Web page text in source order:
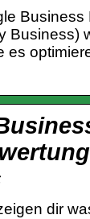
Business
Business)
es
dir